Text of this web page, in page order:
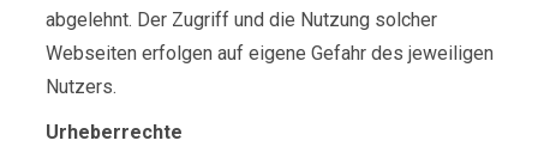
abgelehnt. Der Zugriff und die Nutzung solcher
Webseiten erfolgen auf eigene Gefahr des jeweiligen
Nutzers.
Urheberrechte